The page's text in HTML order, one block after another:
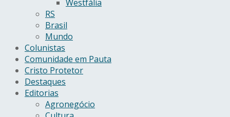
Westfália
RS
Brasil
Mundo
Colunistas
Comunidade em Pauta
Cristo Protetor
Destaques
Editorias
Agronegócio